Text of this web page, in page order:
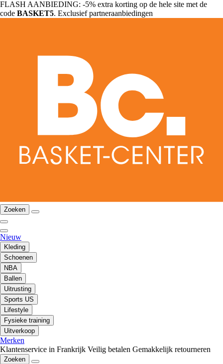
FLASH AANBIEDING: -5% extra korting op de hele site met de
code BASKET5. Exclusief partneraanbiedingen
Zoeken
Nieuw
Kleding
Schoenen
NBA
Ballen
Uitrusting
Sports US
Lifestyle
Fysieke training
Uitverkoop
Merken
Klantenservice in Frankrijk Veilig betalen Gemakkelijk retourneren
Zoeken